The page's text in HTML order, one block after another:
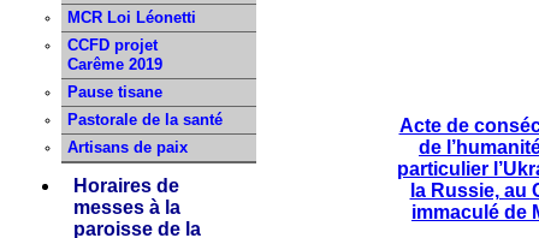
MCR Loi Léonetti
CCFD projet
Carême 2019
Pause tisane
Pastorale de la santé
Artisans de paix
Horaires de
messes à la
paroisse de la
Acte de
de
particulier
la Russie, au
immaculé de